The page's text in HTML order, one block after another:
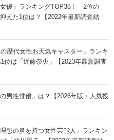
女優」ランキングTOP38！ 2位の
えた1位は？【2022年最新調査結
歴代女性お天気キャスター」ランキ
は「近藤奈央」【2023年最新調査
男性俳優」は？【2026年版・人気投
理想の鼻を持つ女性芸能人」ランキン